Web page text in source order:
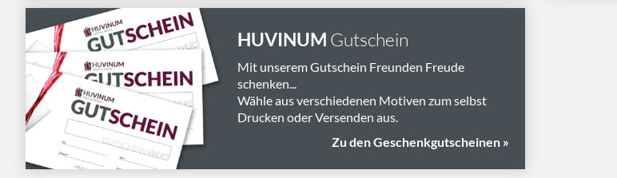
HUVINUM Gutschein
Mit unserem Gutschein Freunden Freude
schenken...
Wähle aus verschiedenen Motiven zum selbst
Drucken oder Versenden aus.
Zu den Geschenkgutscheinen »